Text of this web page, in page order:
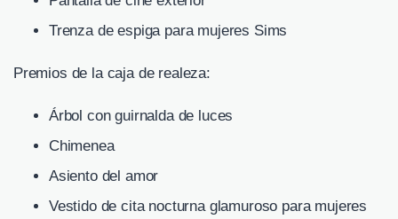
Trenza de espiga para mujeres Sims
Premios de la caja de realeza:
Árbol con guirnalda de luces
Chimenea
Asiento del amor
Vestido de cita nocturna glamuroso para mujeres